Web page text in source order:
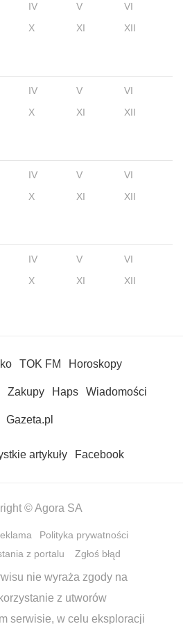
IV V
VI
X XI XII
IV V
VI
X XI XII
IV V
VI
X XI XII
IV V
VI
X XI XII
TOK FM Horoskopy
Zakupy Haps Wiadomości
Gazeta.pl
artykuły Facebook
© Agora SA
Polityka prywatności
z portalu
Zgłoś błąd
nie wyraża zgody na
z utworów
serwisie, w celu eksploracji